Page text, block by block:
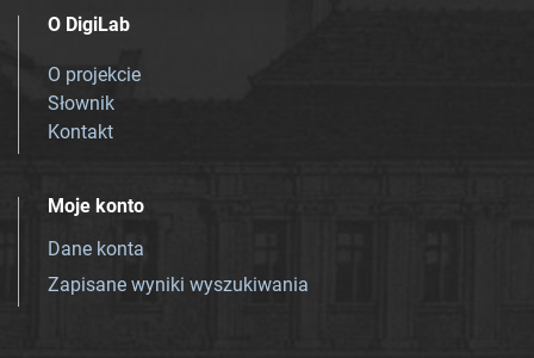
O DigiLab
O projekcie
Słownik
Kontakt
Moje konto
Dane konta
Zapisane wyniki wyszukiwania